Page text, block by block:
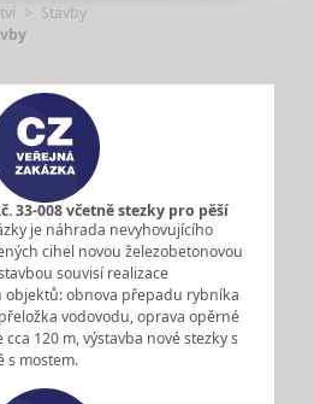
Stavby
33-008 včetně stezky pro pěší
je náhrada nevyhovujícího
cihel novou železobetonovou
souvisí realizace
objektů: obnova přepadu rybníka
vodovodu, oprava opěrné
120 m, výstavba nové stezky s
s mostem.